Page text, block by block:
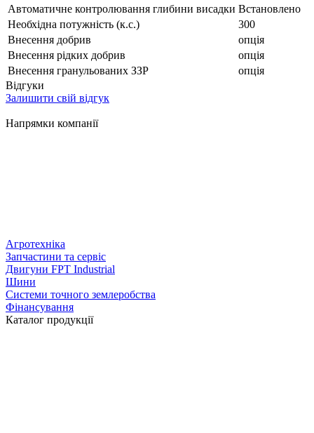
Автоматичне контролювання глибини висадки Встановлено
Необхідна потужність (к.с.)
300
Внесення добрив
опція
Внесення рідких добрив
опція
Внесення гранульованих ЗЗР
опція
Відгуки
Залишити свій відгук
Напрямки компанії
Агротехніка
Запчастини та сервіс
Двигуни FPT Industrial
Шини
Системи точного землеробства
Фінансування
Каталог продукції